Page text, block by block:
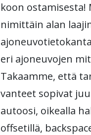
koon ostamisesta!
nimittäin alan
eri ajoneuvojen
Takaamme, että
vanteet sopivat
autoosi, oikealla
offsetillä,